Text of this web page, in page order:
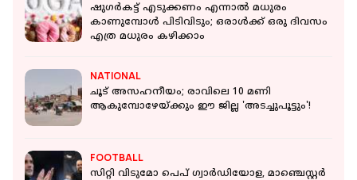
ഷുഗർകട്ട് എടുക്കണം എന്നാൽ മധുരം
കാണുമ്പോൾ പിടിവിടും; ഒരാൾക്ക് ഒരു ദിവസം
എത്ര മധുരം കഴിക്കാം
NATIONAL
ചൂട് അസഹനീയം; രാവിലെ 10 മണി
ആകുമ്പോഴേയ്ക്കും ഈ ജില്ല 'അടച്ചുപൂട്ടും'!
FOOTBALL
സിറ്റി വിടുമോ പെപ് ഗ്വാര്‍ഡിയോള, മാഞ്ചെസ്റ്റര്‍